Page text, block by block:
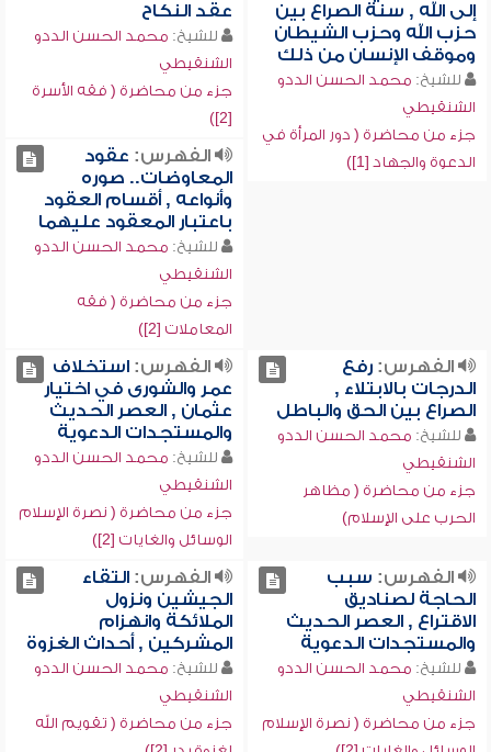
إلى الله , سنة الصراع بين
حزب الله وحزب الشيطان
وموقف الإنسان من ذلك
للشيخ: محمد الحسن الددو
الشنقيطي
جزء من محاضرة ( دور المرأة في
الدعوة والجهاد [1])
عقد النكاح
للشيخ: محمد الحسن الددو
الشنقيطي
جزء من محاضرة ( فقه الأسرة
[2])
الفهرس: عقود
المعاوضات.. صوره
وأنواعه , أقسام العقود
باعتبار المعقود عليهما
للشيخ: محمد الحسن الددو
الشنقيطي
جزء من محاضرة ( فقه
المعاملات [2])
الفهرس:رفع
الدرجات بالابتلاء ,
الصراع بين الحق والباطل
للشيخ: محمد الحسن الددو
الشنقيطي
جزء من محاضرة ( مظاهر
الحرب على الإسلام)
الفهرس:استخلاف
عمر والشورى في اختيار
عثمان , العصر الحديث
والمستجدات الدعوية
للشيخ: محمد الحسن الددو
الشنقيطي
جزء من محاضرة ( نصرة الإسلام
الوسائل والغايات [2])
الفهرس: سبب
الحاجة لصناديق
الاقتراع , العصر الحديث
والمستجدات الدعوية
للشيخ: محمد الحسن الددو
الشنقيطي
جزء من محاضرة ( نصرة الإسلام
الفهرس:التقاء
الجيشين ونزول
الملائكة وانهزام
المشركين , أحداث الغزوة
للشيخ: محمد الحسن الددو
الشنقيطي
جزء من محاضرة ( تقويم الله